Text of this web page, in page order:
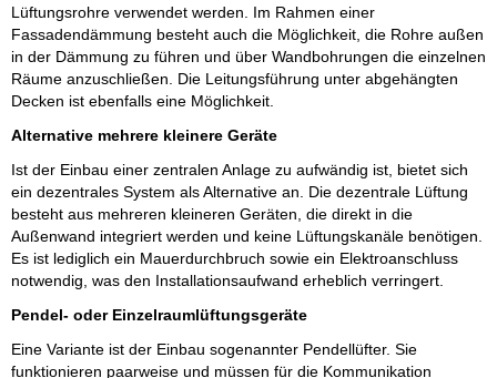
Lüftungsrohre verwendet werden. Im Rahmen einer
Fassadendämmung besteht auch die Möglichkeit, die Rohre außen
in der Dämmung zu führen und über Wandbohrungen die einzelnen
Räume anzuschließen. Die Leitungsführung unter abgehängten
Decken ist ebenfalls eine Möglichkeit.
Alternative mehrere kleinere Geräte
Ist der Einbau einer zentralen Anlage zu aufwändig ist, bietet sich
ein dezentrales System als Alternative an. Die dezentrale Lüftung
besteht aus mehreren kleineren Geräten, die direkt in die
Außenwand integriert werden und keine Lüftungskanäle benötigen.
Es ist lediglich ein Mauerdurchbruch sowie ein Elektroanschluss
notwendig, was den Installationsaufwand erheblich verringert.
Pendel- oder Einzelraumlüftungsgeräte
Eine Variante ist der Einbau sogenannter Pendellüfter. Sie
funktionieren paarweise und müssen für die Kommunikation